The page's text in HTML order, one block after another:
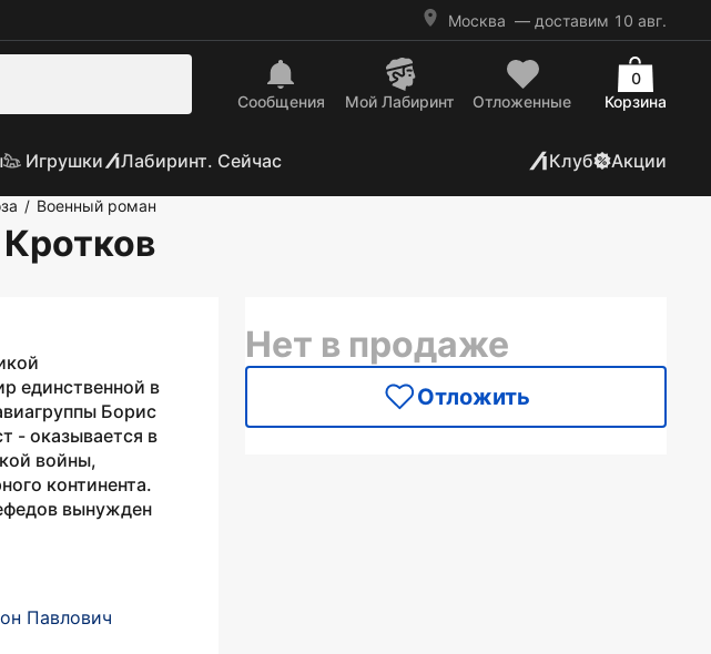
Москва — доставим 10 авг.
Сообщения Mой Лабиринт Отложенные Корзина
0
Игрушки Лабиринт. Сейчас Клуб Акции
/ Военный роман
единственной в
Борис
- оказывается в
войны,
континента.
вынужден
Павлович
Нет в продаже
Отложить